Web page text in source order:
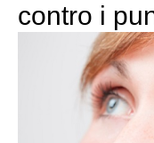
contro i